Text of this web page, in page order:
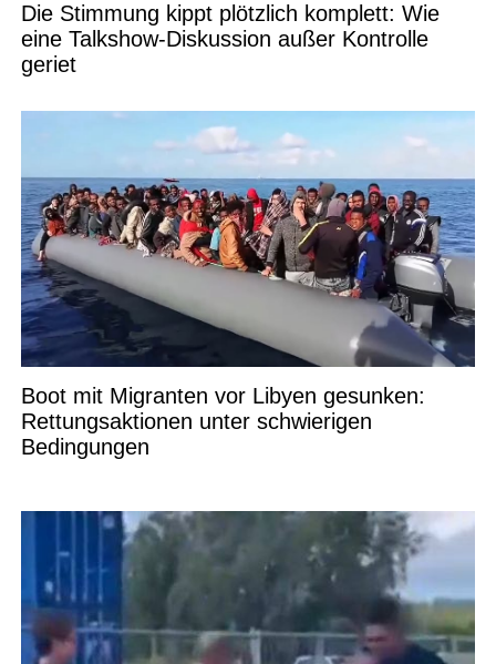
Die Stimmung kippt plötzlich komplett: Wie
eine Talkshow-Diskussion außer Kontrolle
geriet
Boot mit Migranten vor Libyen gesunken:
Rettungsaktionen unter schwierigen
Bedingungen